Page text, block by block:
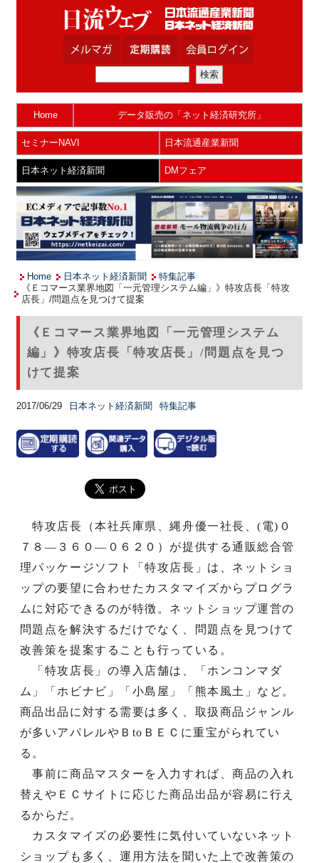
Home データ販売の「ネット経済研究所」
セミナーNAVI 日本流通産業新聞
日本ネット経済新聞 DMフェア
Home 日本ネット経済新聞
特集記事
《Ｅコマース業界地図「一元管理システム編」》特攻店長「特攻
店長」/問題点を見つけて提案
《Ｅコマース業界地図「一元管理システム
編」》特攻店長「特攻店長」/問題点を見つ
けて提案
2017/06/29 日本ネット経済新聞 特集記事
特攻店長（本社兵庫県、縄舟優一社長、(電)０
７８―３６０―０６２０）が提供する通販総合管
理パッケージソフト「特攻店長」は、ネットショ
ップの要望に合わせたカスタマイズからプログラ
ムに対応できるのが特徴。ネットショップ運営の
問題点を解決するだけでなく、問題点を見つけて
改善策を提案することも行っている。
「特攻店長」の導入店舗は、「ホンコンマダ
ム」「ホビナビ」「小島屋」「熊本風土」など。
商品出品に対する需要は多く、取扱商品ジャンル
が多いアパレルやＢtoＢＥＣに重宝がられてい
る。
事前に商品マスターを入力すれば、商品の入れ
替えやＥＣサイトに応じた商品出品が容易に行え
るからだ。
カスタマイズの必要性に気付いていないネット
ショップも多く、運用方法を聞いた上で改善策の